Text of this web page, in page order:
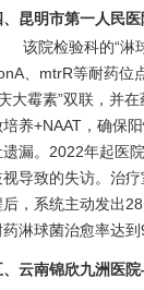
、昆明市第一人民
该院检验科的“淋
、mtrR等耐药位
大霉素”双联，并
培养+NAAT，确保
遗漏。2022年起医
视导致的失访。治
后，系统主动发出
药淋球菌治愈率达到
、云南锦欣九洲医